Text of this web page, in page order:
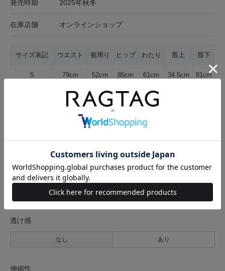
発売時期 2025年秋冬
在庫店舗 オンラインショップ
サイズ表記 ウエスト 裾周り ヒップ わたり 股上 股下
S 79cm 52cm 85cm 61cm 34.5cm 81cm
サイズの測り方について
薄手 普通 厚手
裏地
なし あり
透け感
なし あり
伸縮性